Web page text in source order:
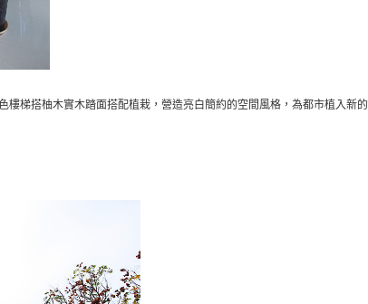
樓梯搭柚木實木踏面搭配植栽，營造亮白簡約的空間風格，為都市植入新的